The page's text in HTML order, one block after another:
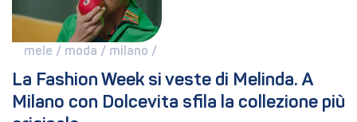
mele / moda / milano /
La Fashion Week si veste di Melinda. A
Milano con Dolcevita sfila la collezione più